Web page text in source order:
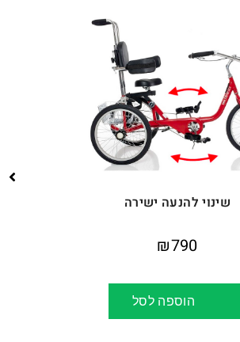
שינוי להנעה ישירה
₪790
הוספה לסל